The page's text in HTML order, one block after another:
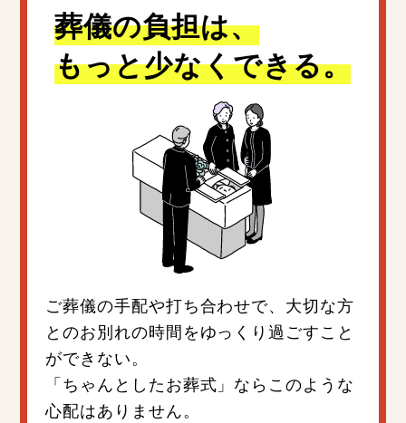
葬儀の負担は、
もっと少なくできる。
ご葬儀の手配や打ち合わせで、大切な方
とのお別れの時間をゆっくり過ごすこと
ができない。
「ちゃんとしたお葬式」ならこのような
心配はありません。